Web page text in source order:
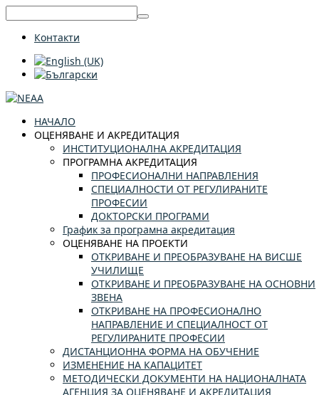
Контакти
НАЧАЛО
ОЦЕНЯВАНЕ И АКРЕДИТАЦИЯ
ИНСТИТУЦИОНАЛНА АКРЕДИТАЦИЯ
ПРОГРАМНА АКРЕДИТАЦИЯ
ПРОФЕСИОНАЛНИ НАПРАВЛЕНИЯ
СПЕЦИАЛНОСТИ ОТ РЕГУЛИРАНИТЕ
ПРОФЕСИИ
ДОКТОРСКИ ПРОГРАМИ
График за програмна акредитация
ОЦЕНЯВАНЕ НА ПРОЕКТИ
ОТКРИВАНЕ И ПРЕОБРАЗУВАНЕ НА ВИСШЕ
УЧИЛИЩЕ
ОТКРИВАНЕ И ПРЕОБРАЗУВАНЕ НА ОСНОВНИ
ЗВЕНА
ОТКРИВАНЕ НА ПРОФЕСИОНАЛНО
НАПРАВЛЕНИЕ И СПЕЦИАЛНОСТ ОТ
РЕГУЛИРАНИТЕ ПРОФЕСИИ
ДИСТАНЦИОННА ФОРМА НА ОБУЧЕНИЕ
ИЗМЕНЕНИЕ НА КАПАЦИТЕТ
МЕТОДИЧЕСКИ ДОКУМЕНТИ НА НАЦИОНАЛНАТА
АГЕНЦИЯ ЗА ОЦЕНЯВАНЕ И АКРЕДИТАЦИЯ